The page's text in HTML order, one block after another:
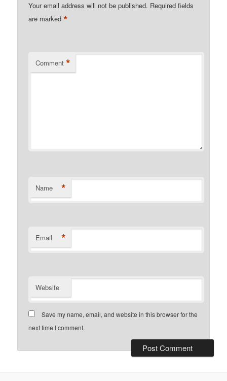
Your email address will not be published. Required fields
are marked*
Comment *
Name *
Email *
Website
Save my name, email, and website in this browser for the
next time I comment.